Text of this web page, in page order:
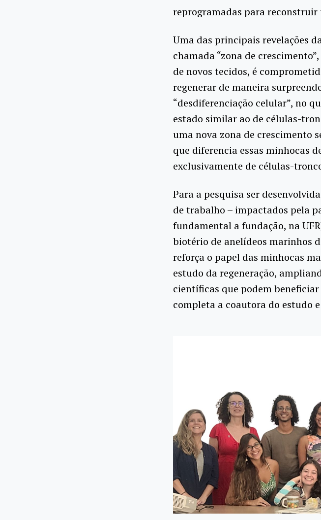
reprogramadas para reconstruir
Uma das principais revelações
chamada “zona de
de novos tecidos, é
regenerar de maneira
“desdiferenciação celular”, no
estado similar ao de células-
uma nova zona de crescimento
que diferencia essas minhocas
exclusivamente de células-
Para a pesquisa ser
de trabalho – impactados pela
fundamental a fundação, na
biotério de anelídeos marinhos
reforça o papel das minhocas
estudo da regeneração,
científicas que podem
completa a coautora do estudo